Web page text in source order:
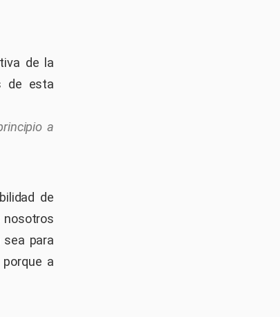
de la
de esta
a
de
nosotros
para
a